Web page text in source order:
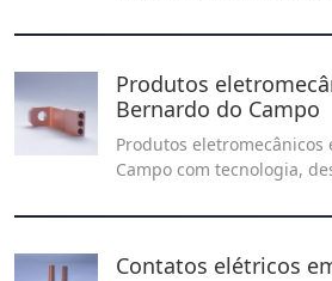
qualidade e desempenho
negócio.
Produtos
Bernardo do Campo
Produtos eletromecânicos
Campo com tecnologia,
industriais. Confira as
Contatos elétricos